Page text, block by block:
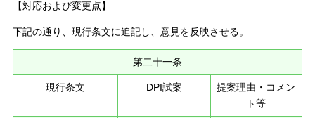
【対応および変更点】
下記の通り、現行条文に追記し、意見を反映させる。
第二十一条
現行条文 DPI試案
提案理由・コメン
ト等